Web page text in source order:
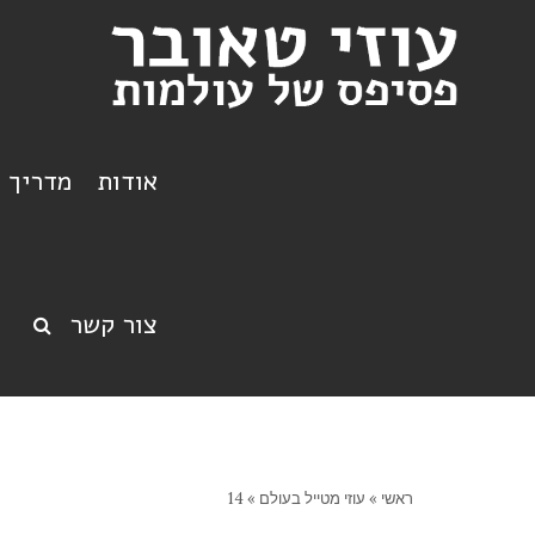
אודות מדריך
צור קשר
ראשי » עוזי מטייל בעולם »
14